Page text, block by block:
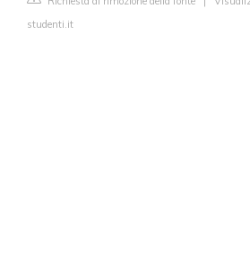
studenti.it